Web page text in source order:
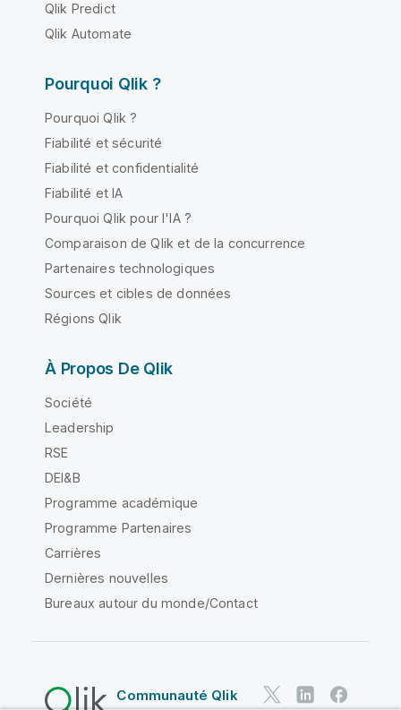
Qlik Predict
Qlik Automate
Pourquoi Qlik ?
Pourquoi Qlik ?
Fiabilité et sécurité
Fiabilité et confidentialité
Fiabilité et IA
Pourquoi Qlik pour l'IA ?
Comparaison de Qlik et de la concurrence
Partenaires technologiques
Sources et cibles de données
Régions Qlik
À Propos De Qlik
Société
Leadership
RSE
DEI&B
Programme académique
Programme Partenaires
Carrières
Dernières nouvelles
Bureaux autour du monde/Contact
Communauté Qlik